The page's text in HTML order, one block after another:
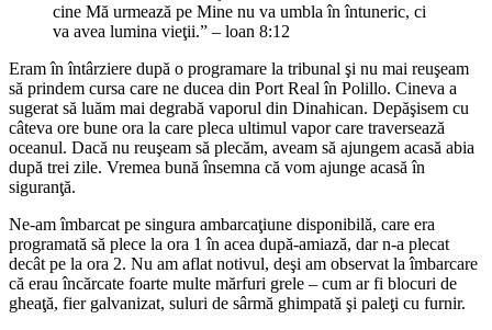
cine Mă urmează pe Mine nu va umbla în întuneric, ci
va avea lumina vieţii.” – loan 8:12
Eram în întârziere după o programare la tribunal şi nu mai reuşeam
să prindem cursa care ne ducea din Port Real în Polillo. Cineva a
sugerat să luăm mai degrabă vaporul din Dinahican. Depăşisem cu
câteva ore bune ora la care pleca ultimul vapor care traversează
oceanul. Dacă nu reuşeam să plecăm, aveam să ajungem acasă abia
după trei zile. Vremea bună însemna că vom ajunge acasă în
siguranţă.
Ne-am îmbarcat pe singura ambarcaţiune disponibilă, care era
programată să plece la ora 1 în acea după-amiază, dar n-a plecat
decât pe la ora 2. Nu am aflat notivul, deşi am observat la îmbarcare
că erau încărcate foarte multe mărfuri grele – cum ar fi blocuri de
gheaţă, fier galvanizat, suluri de sârmă ghimpată şi paleţi cu furnir.